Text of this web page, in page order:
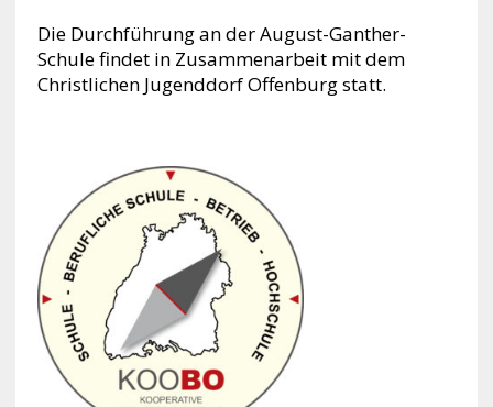
Die Durchführung an der August-Ganther-
Schule findet in Zusammenarbeit mit dem
Christlichen Jugenddorf Offenburg statt.